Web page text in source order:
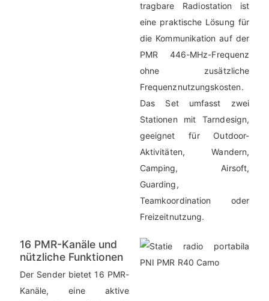
tragbare Radiostation ist
eine praktische Lösung für
die Kommunikation auf der
PMR 446-MHz-Frequenz
ohne zusätzliche
Frequenznutzungskosten.
Das Set umfasst zwei
Stationen mit Tarndesign,
geeignet für Outdoor-
Aktivitäten, Wandern,
Camping, Airsoft,
Guarding,
Teamkoordination oder
Freizeitnutzung.
16 PMR-Kanäle und
nützliche Funktionen
Der Sender bietet 16 PMR-
Kanäle, eine aktive